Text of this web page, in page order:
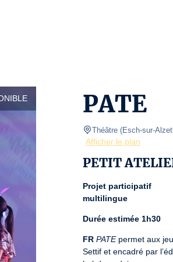
PATE
Théâtre (Esch-sur-
Afficher le plan
PETIT
Projet participatif
multilingue
Durée estimée 1h30
FR PATE permet aux
Settif et encadré par